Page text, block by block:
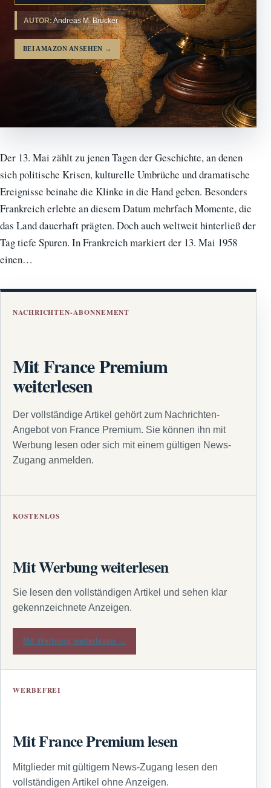
AUTOR: Andreas M. Brucker
BEI AMAZON ANSEHEN →
Der 13. Mai zählt zu jenen Tagen der Geschichte, an denen
sich politische Krisen, kulturelle Umbrüche und dramatische
Ereignisse beinahe die Klinke in die Hand geben. Besonders
Frankreich erlebte an diesem Datum mehrfach Momente, die
das Land dauerhaft prägten. Doch auch weltweit hinterließ der
Tag tiefe Spuren. In Frankreich markiert der 13. Mai 1958
einen…
NACHRICHTEN-ABONNEMENT
Mit France Premium
weiterlesen
Der vollständige Artikel gehört zum Nachrichten-
Angebot von France Premium. Sie können ihn mit
Werbung lesen oder sich mit einem gültigen News-
Zugang anmelden.
KOSTENLOS
Mit Werbung weiterlesen
Sie lesen den vollständigen Artikel und sehen klar
gekennzeichnete Anzeigen.
Mit Werbung weiterlesen →
WERBEFREI
Mit France Premium lesen
Mitglieder mit gültigem News-Zugang lesen den
vollständigen Artikel ohne Anzeigen.